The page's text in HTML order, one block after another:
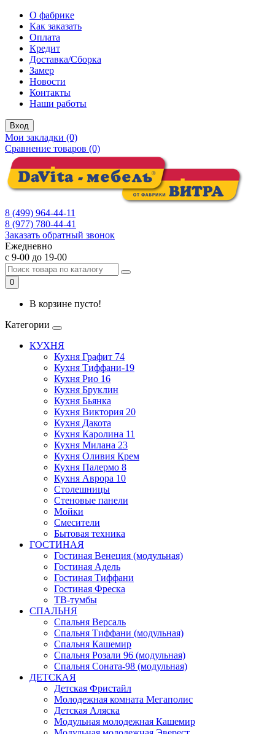
О фабрике
Как заказать
Оплата
Кредит
Доставка/Сборка
Замер
Новости
Контакты
Наши работы
Вход
Мои закладки (0)
Сравнение товаров (0)
8 (499) 964-44-11
8 (977) 780-44-41
Заказать обратный звонок
Ежедневно
с 9-00 до 19-00
0
В корзине пусто!
Категории
КУХНЯ
Кухня Графит 74
Кухня Тиффани-19
Кухня Рио 16
Кухня Бруклин
Кухня Бьянка
Кухня Виктория 20
Кухня Дакота
Кухня Каролина 11
Кухня Милана 23
Кухня Оливия Крем
Кухня Палермо 8
Кухня Аврора 10
Столешницы
Стеновые панели
Мойки
Смесители
Бытовая техника
ГОСТИНАЯ
Гостиная Венеция (модульная)
Гостиная Адель
Гостиная Тиффани
Гостиная Фреска
ТВ-тумбы
СПАЛЬНЯ
Спальня Версаль
Спальня Тиффани (модульная)
Спальня Кашемир
Спальня Розали 96 (модульная)
Спальня Соната-98 (модульная)
ДЕТСКАЯ
Детская Фристайл
Молодежная комната Мегаполис
Детская Аляска
Модульная молодежная Кашемир